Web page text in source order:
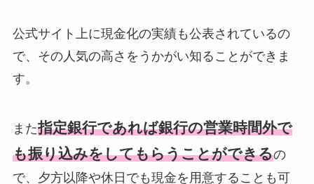
公式サイト上に現金化の実績も公表されているの
で、その人気の高さをうかがい知ることができま
す。
また指定銀行であれば銀行の営業時間外で
も振り込みをしてもらうことができるの
で、夕方以降や休日でも現金を用意することも可